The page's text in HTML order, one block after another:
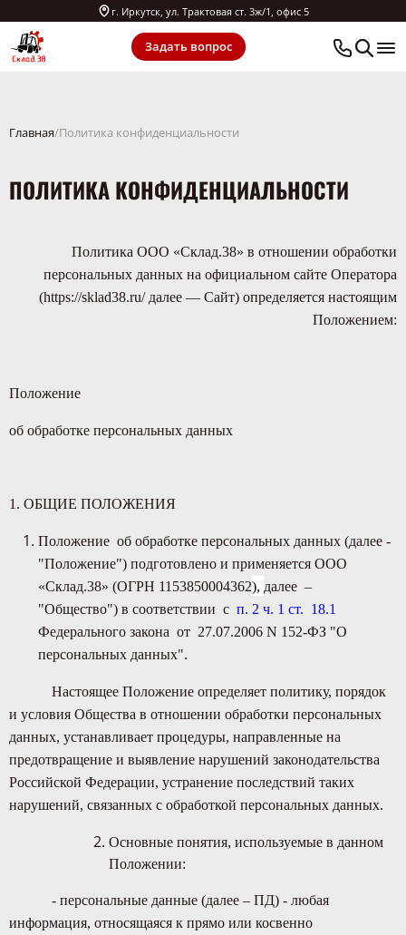
г. Иркутск, ул. Трактовая ст. 3ж/1, офис 5
Задать вопрос
Главная Политика конфиденциальности
ПОЛИТИКА КОНФИДЕНЦИАЛЬНОСТИ
Политика ООО «Склад.38» в отношении обработки
персональных данных на официальном сайте Оператора
(https://sklad38.ru/далее — Сайт) определяется настоящим
Положением:
Положение
об обработке персональных данных
1. ОБЩИЕ ПОЛОЖЕНИЯ
Положение об обработке персональных данных (далее -
"Положение") подготовлено и применяется ООО
«Склад.38» (ОГРН 1153850004362), далее –
"Общество") в соответствии с п. 2 ч. 1 ст. 18.1
Федерального закона от 27.07.2006 N 152-ФЗ "О
персональных данных".
Настоящее Положение определяет политику, порядок
и условия Общества в отношении обработки персональных
данных, устанавливает процедуры, направленные на
предотвращение и выявление нарушений законодательства
Российской Федерации, устранение последствий таких
нарушений, связанных с обработкой персональных данных.
Основные понятия, используемые в данном
Положении:
- персональные данные (далее – ПД) - любая
информация, относящаяся к прямо или косвенно